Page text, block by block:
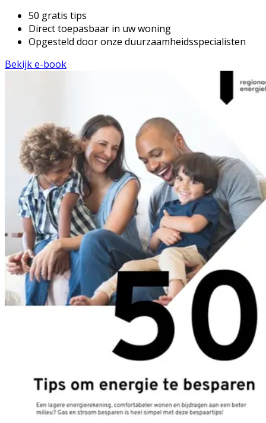
50 gratis tips
Direct toepasbaar in uw woning
Opgesteld door onze duurzaamheidsspecialisten
Bekijk e-book